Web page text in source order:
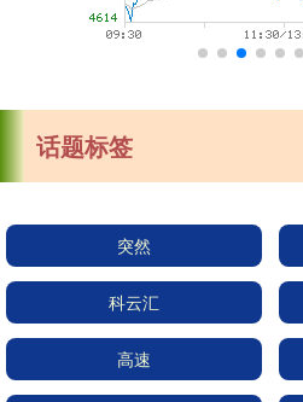
话题标签
突然
科云汇
高速